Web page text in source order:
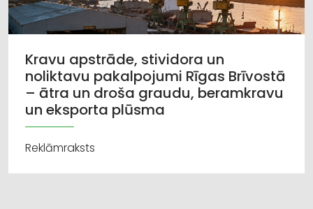
Kravu apstrāde, stividora un
noliktavu pakalpojumi Rīgas Brīvostā
– ātra un droša graudu, beramkravu
un eksporta plūsma
Reklāmraksts